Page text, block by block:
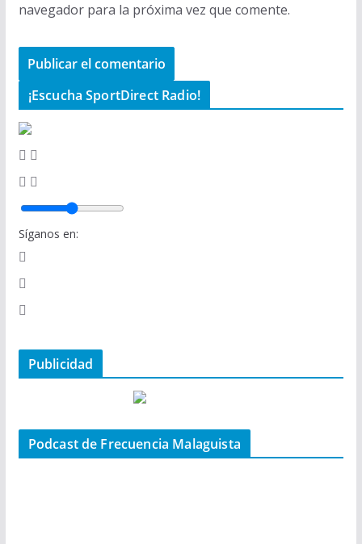
navegador para la próxima vez que comente.
¡Escucha SportDirect Radio!
Síganos en:
Publicidad
Podcast de Frecuencia Malaguista